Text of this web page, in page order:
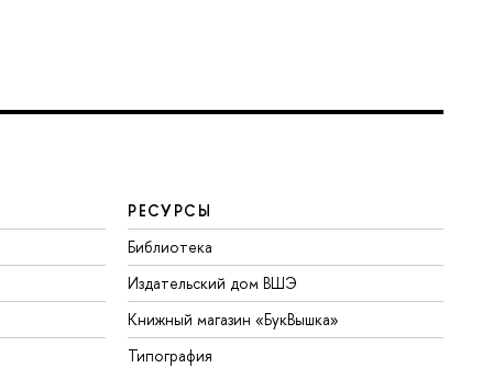
РЕСУРСЫ
Библиотека
Издательский дом ВШЭ
Книжный магазин «БукВышка»
Типография